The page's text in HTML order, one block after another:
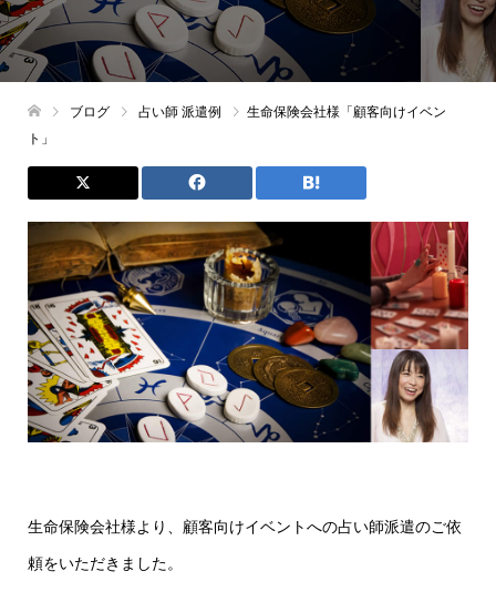
ブログ 占い師 派遣例
生命保険会社様「顧客向けイベン
ト」
生命保険会社様より、顧客向けイベントへの占い師派遣のご依
頼をいただきました。